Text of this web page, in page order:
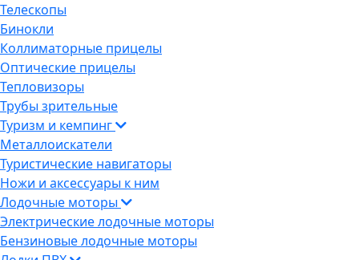
Телескопы
Бинокли
Коллиматорные прицелы
Оптические прицелы
Тепловизоры
Трубы зрительные
Туризм и кемпинг
Металлоискатели
Туристические навигаторы
Ножи и аксессуары к ним
Лодочные моторы
Электрические лодочные моторы
Бензиновые лодочные моторы